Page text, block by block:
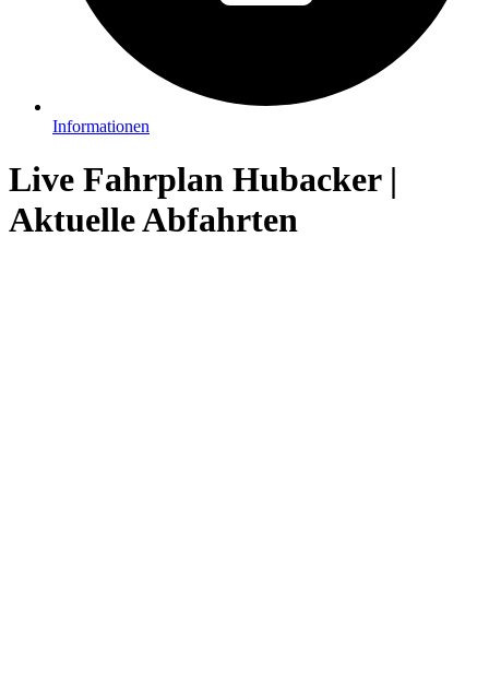
Informationen
Live Fahrplan Hubacker |
Aktuelle Abfahrten